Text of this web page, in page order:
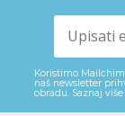
Koristimo
naš newsletter
obradu. Saznaj više